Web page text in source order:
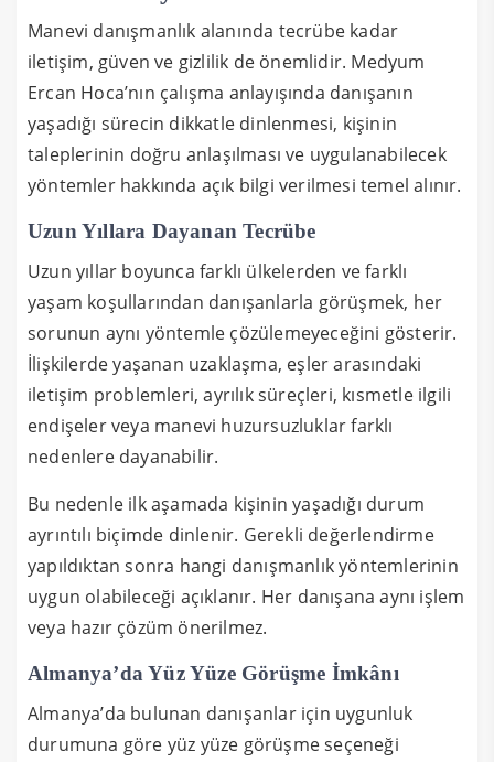
Manevi danışmanlık alanında tecrübe kadar
iletişim, güven ve gizlilik de önemlidir. Medyum
Ercan Hoca’nın çalışma anlayışında danışanın
yaşadığı sürecin dikkatle dinlenmesi, kişinin
taleplerinin doğru anlaşılması ve uygulanabilecek
yöntemler hakkında açık bilgi verilmesi temel alınır.
Uzun Yıllara Dayanan Tecrübe
Uzun yıllar boyunca farklı ülkelerden ve farklı
yaşam koşullarından danışanlarla görüşmek, her
sorunun aynı yöntemle çözülemeyeceğini gösterir.
İlişkilerde yaşanan uzaklaşma, eşler arasındaki
iletişim problemleri, ayrılık süreçleri, kısmetle ilgili
endişeler veya manevi huzursuzluklar farklı
nedenlere dayanabilir.
Bu nedenle ilk aşamada kişinin yaşadığı durum
ayrıntılı biçimde dinlenir. Gerekli değerlendirme
yapıldıktan sonra hangi danışmanlık yöntemlerinin
uygun olabileceği açıklanır. Her danışana aynı işlem
veya hazır çözüm önerilmez.
Almanya’da Yüz Yüze Görüşme İmkânı
Almanya’da bulunan danışanlar için uygunluk
durumuna göre yüz yüze görüşme seçeneği